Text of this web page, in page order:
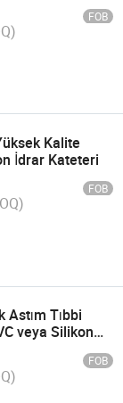
FOB
Kalite
İdrar Kateteri
FOB
Tıbbi
veya Silikon
FOB